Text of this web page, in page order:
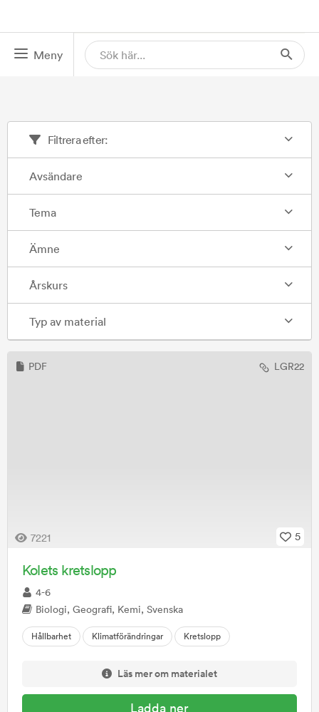
Meny
Filtrera efter:
Avsändare
Tema
Ämne
Årskurs
Typ av material
PDF LGR22
7221 5
Kolets kretslopp
4-6
Biologi, Geografi, Kemi, Svenska
Hållbarhet Klimatförändringar Kretslopp
Läs mer om materialet
Ladda ner